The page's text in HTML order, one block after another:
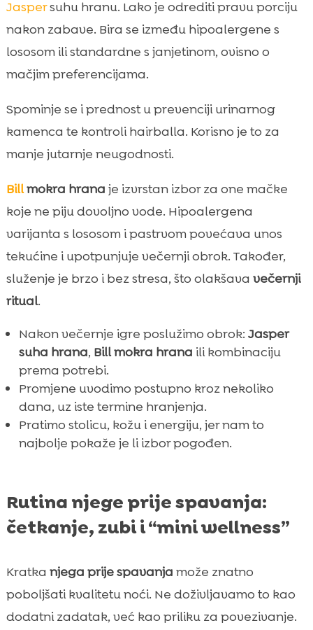
Jaspersuhu hranu. Lako je odrediti pravu porciju
nakon zabave. Bira se između hipoalergene s
lososom ili standardne s janjetinom, ovisno o
mačjim preferencijama.
Spominje se i prednost u prevenciji urinarnog
kamenca te kontroli hairballa. Korisno je to za
manje jutarnje neugodnosti.
Billmokra hrana je izvrstan izbor za one mačke
koje ne piju dovoljno vode. Hipoalergena
varijanta s lososom i pastrvom povećava unos
tekućine i upotpunjuje večernji obrok. Također,
služenje je brzo i bez stresa, što olakšava večernji
ritual.
Nakon večernje igre poslužimo obrok: Jasper
suha hrana, Bill mokra hrana ili kombinaciju
prema potrebi.
Promjene uvodimo postupno kroz nekoliko
dana, uz iste termine hranjenja.
Pratimo stolicu, kožu i energiju, jer nam to
najbolje pokaže je li izbor pogođen.
Rutina njege prije spavanja:
četkanje, zubi i “mini wellness”
Kratka njega prije spavanja može znatno
poboljšati kvalitetu noći. Ne doživljavamo to kao
dodatni zadatak, već kao priliku za povezivanje.